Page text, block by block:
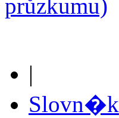
průzkumu)
|
Slovn�k